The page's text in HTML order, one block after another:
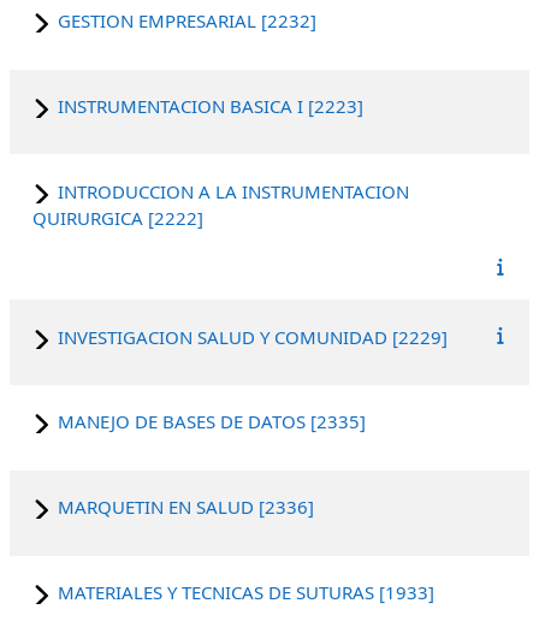
GESTION EMPRESARIAL [2232]
INSTRUMENTACION BASICA I [2223]
INTRODUCCION A LA INSTRUMENTACION
QUIRURGICA [2222]
INVESTIGACION SALUD Y COMUNIDAD [2229]
MANEJO DE BASES DE DATOS [2335]
MARQUETIN EN SALUD [2336]
MATERIALES Y TECNICAS DE SUTURAS [1933]